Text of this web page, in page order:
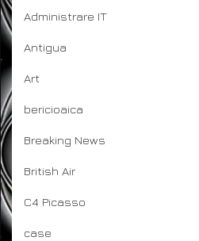
Administrare IT
Antigua
Art
bericioaica
Breaking News
British Air
C4 Picasso
case